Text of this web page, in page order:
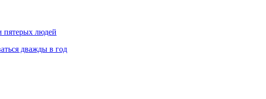
пятерых людей
дважды в год